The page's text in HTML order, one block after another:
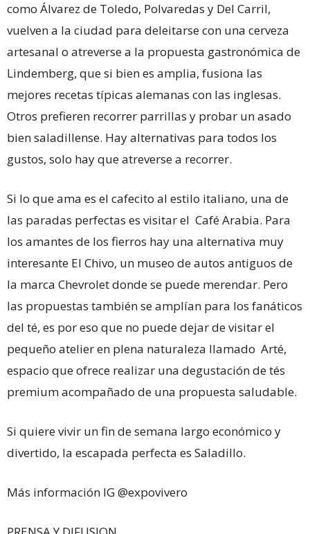
como Álvarez de Toledo, Polvaredas y Del Carril,
vuelven a la ciudad para deleitarse con una cerveza
artesanal o atreverse a la propuesta gastronómica de
Lindemberg, que si bien es amplia, fusiona las
mejores recetas típicas alemanas con las inglesas.
Otros prefieren recorrer parrillas y probar un asado
bien saladillense. Hay alternativas para todos los
gustos, solo hay que atreverse a recorrer.
Si lo que ama es el cafecito al estilo italiano, una de
las paradas perfectas es visitar el Café Arabia. Para
los amantes de los fierros hay una alternativa muy
interesante El Chivo, un museo de autos antiguos de
la marca Chevrolet donde se puede merendar. Pero
las propuestas también se amplían para los fanáticos
del té, es por eso que no puede dejar de visitar el
pequeño atelier en plena naturaleza llamado Arté,
espacio que ofrece realizar una degustación de tés
premium acompañado de una propuesta saludable.
Si quiere vivir un fin de semana largo económico y
divertido, la escapada perfecta es Saladillo.
Más información IG @expovivero